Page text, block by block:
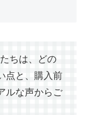
ちは、どの
点と、購入前
ルな声からご